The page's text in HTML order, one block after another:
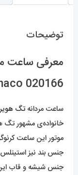
توضیحات
020166
ساعت مردانهتگ هویر
خانواده‌ی مشهور تگ
موتور این ساعت
جنس بند نیز
جنس شیشه و قاب این